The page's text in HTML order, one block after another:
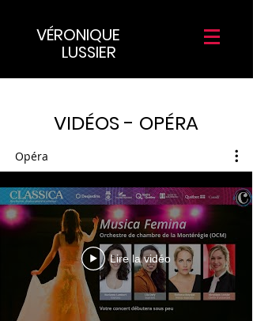
VÉRONIQUE
LUSSIER
VIDÉOS - OPÉRA
Opéra
Lire la vidéo